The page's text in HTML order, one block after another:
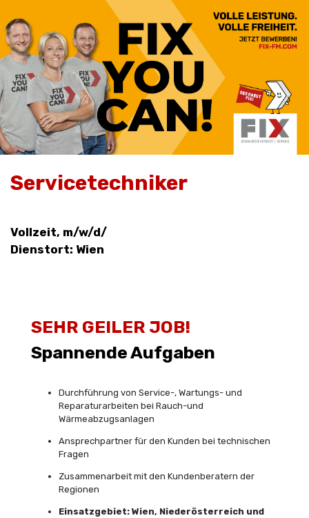
Servicetechniker
Vollzeit, m/w/d/
Dienstort: Wien
SEHR GEILER JOB!
Spannende Aufgaben
Durchführung von Service-, Wartungs- und
Reparaturarbeiten bei Rauch-und
Wärmeabzugsanlagen
Ansprechpartner für den Kunden bei technischen
Fragen
Zusammenarbeit mit den Kundenberatern der
Regionen
Einsatzgebiet: Wien, Niederösterreich und